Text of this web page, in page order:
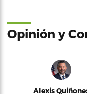
Opinión y
Alexis